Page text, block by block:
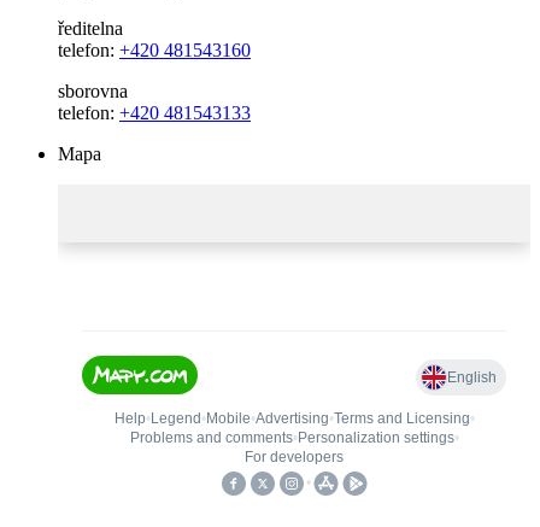
ředitelna
telefon: +420 481543160
sborovna
telefon: +420 481543133
Mapa